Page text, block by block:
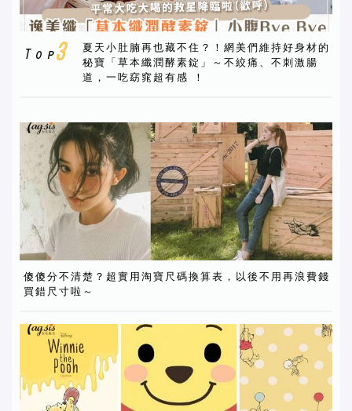
夏天小肚腩再也藏不住？！網美們維持好身材的
秘寶「草本纖潤酵素錠」～不絞痛、不刺激腸
道，一吃窈窕超有感 ！
傻傻分不清楚？超實用淘寶尺碼換算表，以後不用再浪費錢
買錯尺寸啦～